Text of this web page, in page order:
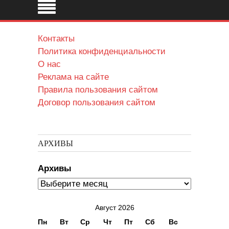
Контакты
Политика конфиденциальности
О нас
Реклама на сайте
Правила пользования сайтом
Договор пользования сайтом
АРХИВЫ
Архивы
Август 2026
Пн
Вт Ср Чт Пт Сб Вс